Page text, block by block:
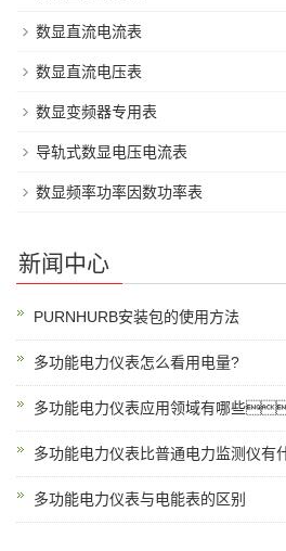
数显直流电流表
数显直流电压表
数显变频器专用表
导轨式数显电压电流表
数显频率功率因数功率表
新闻中心
PURNHURB安装包的使用方法
多功能电力仪表怎么看用电量?
多功能电力仪表应用领域有哪些
多功能电力仪表比普通电力监测仪
多功能电力仪表与电能表的区别